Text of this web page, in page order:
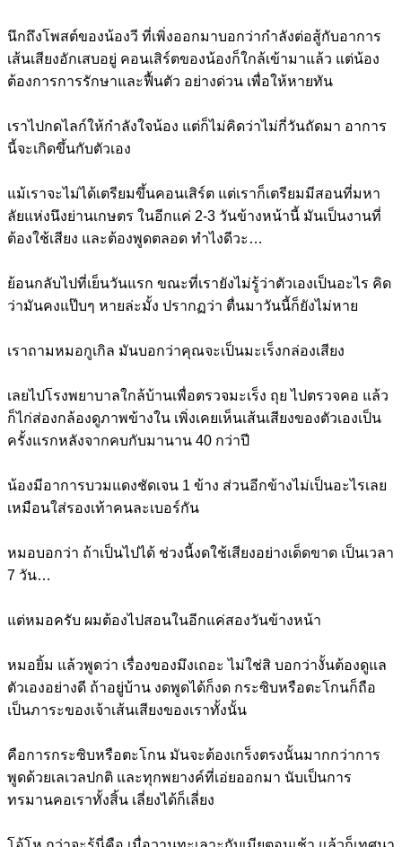
นึกถึงโพสต์ของน้องวี ที่เพิ่งออกมาบอกว่ากำลังต่อสู้กับอาการ
เส้นเสียงอักเสบอยู่ คอนเสิร์ตของน้องก็ใกล้เข้ามาแล้ว แต่น้อง
ต้องการการรักษาและฟื้นตัว อย่างด่วน เพื่อให้หายทัน
เราไปกดไลก์ให้กำลังใจน้อง แต่ก็ไม่คิดว่าไม่กี่วันถัดมา อาการ
นี้จะเกิดขึ้นกับตัวเอง
แม้เราจะไม่ได้เตรียมขึ้นคอนเสิร์ต แต่เราก็เตรียมมีสอนที่มหา
ลัยแห่งนึงย่านเกษตร ในอีกแค่ 2-3 วันข้างหน้านี้ มันเป็นงานที่
ต้องใช้เสียง และต้องพูดตลอด ทำไงดีวะ…
ย้อนกลับไปที่เย็นวันแรก ขณะที่เรายังไม่รู้ว่าตัวเองเป็นอะไร คิด
ว่ามันคงแป๊บๆ หายล่ะมั้ง ปรากฏว่า ตื่นมาวันนี้ก็ยังไม่หาย
เราถามหมอกูเกิล มันบอกว่าคุณจะเป็นมะเร็งกล่องเสียง
เลยไปโรงพยาบาลใกล้บ้านเพื่อตรวจมะเร็ง ถุย ไปตรวจคอ แล้ว
ก็ไก่ส่องกล้องดูภาพข้างใน เพิ่งเคยเห็นเส้นเสียงของตัวเองเป็น
ครั้งแรกหลังจากคบกับมานาน 40 กว่าปี
น้องมีอาการบวมแดงชัดเจน 1 ข้าง ส่วนอีกข้างไม่เป็นอะไรเลย
เหมือนใส่รองเท้าคนละเบอร์กัน
หมอบอกว่า ถ้าเป็นไปได้ ช่วงนี้งดใช้เสียงอย่างเด็ดขาด เป็นเวลา
7 วัน…
แต่หมอครับ ผมต้องไปสอนในอีกแค่สองวันข้างหน้า
หมอยิ้ม แล้วพูดว่า เรื่องของมึงเถอะ ไม่ใช่สิ บอกว่างั้นต้องดูแล
ตัวเองอย่างดี ถ้าอยู่บ้าน งดพูดได้ก็งด กระซิบหรือตะโกนก็ถือ
เป็นภาระของเจ้าเส้นเสียงของเราทั้งนั้น
คือการกระซิบหรือตะโกน มันจะต้องเกร็งตรงนั้นมากกว่าการ
พูดด้วยเลเวลปกติ และทุกพยางค์ที่เอ่ยออกมา นับเป็นการ
ทรมานคอเราทั้งสิ้น เลี่ยงได้ก็เลี่ยง